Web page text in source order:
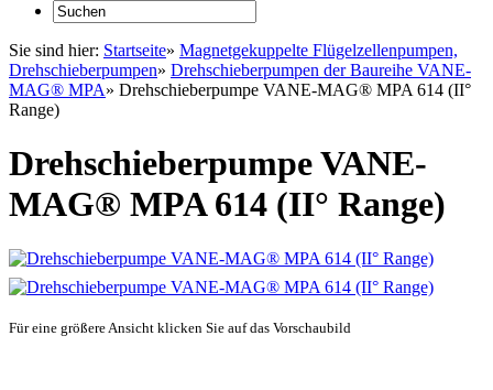
Sie sind hier: Startseite» Magnetgekuppelte Flügelzellenpumpen,
Drehschieberpumpen» Drehschieberpumpen der Baureihe VANE-
MAG® MPA» Drehschieberpumpe VANE-MAG® MPA 614 (II°
Range)
Drehschieberpumpe VANE-
MAG® MPA 614 (II° Range)
Für eine größere Ansicht klicken Sie auf das Vorschaubild